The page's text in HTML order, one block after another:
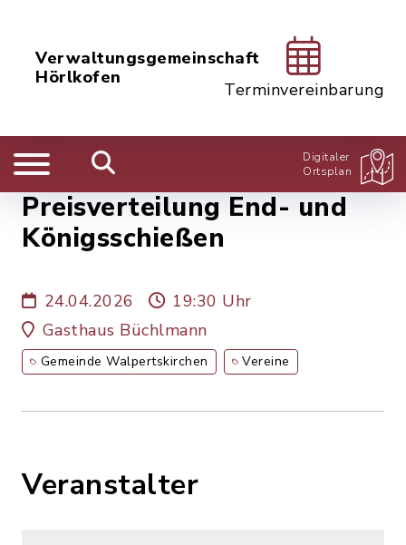
Verwaltungsgemeinschaft
Hörlkofen
Terminvereinbarung
Digitaler
Ortsplan
Preisverteilung End- und
Königsschießen
24.04.2026
19:30 Uhr
Gasthaus Büchlmann
Gemeinde Walpertskirchen Vereine
Veranstalter